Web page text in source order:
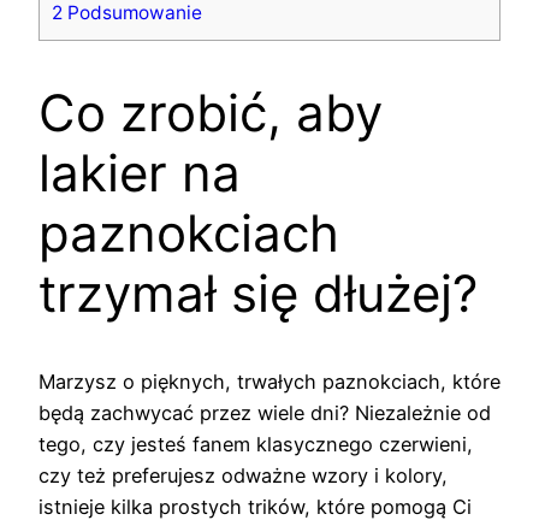
2 Podsumowanie
Co zrobić, aby
lakier na
paznokciach
trzymał się dłużej?
Marzysz o pięknych, trwałych paznokciach, które
będą zachwycać przez wiele dni? Niezależnie od
tego, czy jesteś fanem klasycznego czerwieni,
czy też preferujesz odważne wzory i kolory,
istnieje kilka prostych trików, które pomogą Ci